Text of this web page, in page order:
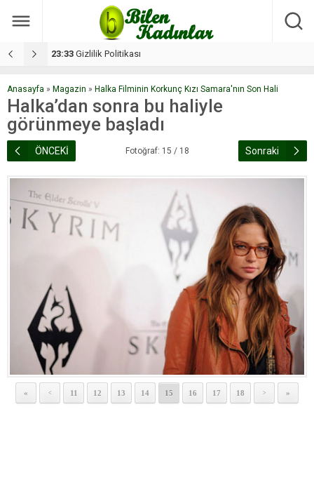
17:08 Dilan, düğününe 5 gün kala hayatını kaybetti
Anasayfa » Magazin » Halka Filminin Korkunç Kızı Samara'nın Son Hali
Halka’dan sonra bu haliyle
görünmeye başladı
ÖNCEKİ Fotoğraf: 15 / 18 Sonraki
« < 11 12 13 14 15 16 17 18 > »